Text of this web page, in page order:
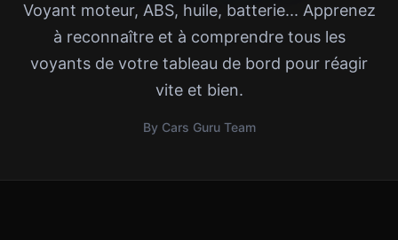
Voyant moteur, ABS, huile, batterie... Apprenez
à reconnaître et à comprendre tous les
voyants de votre tableau de bord pour réagir
vite et bien.
By Cars Guru Team